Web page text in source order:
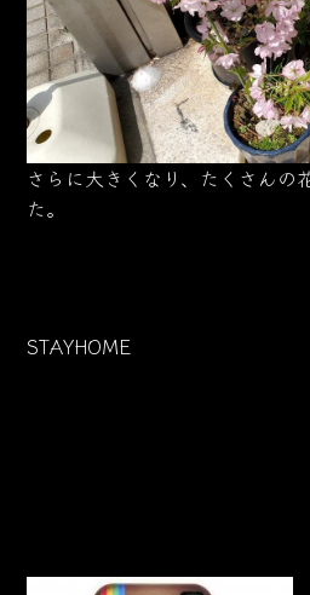
さらに大きくなり、たくさんの
た。
STAYHOME